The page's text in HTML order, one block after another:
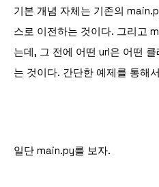
기본 개념 자체는 기존의
스로 이전하는 것이다. 그리고
는데, 그 전에 어떤 url은 어떤
는 것이다. 간단한 예제를 통해
일단 main.py를 보자.